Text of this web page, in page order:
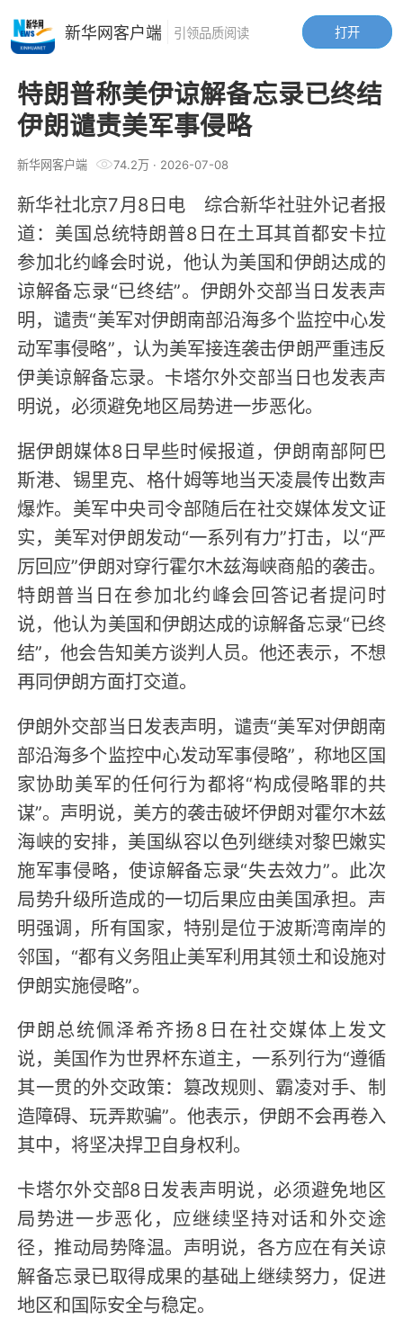
特朗普称美伊谅解备忘录已终结
伊朗谴责美军事侵略
新华网客户端 74.2万· 2026-07-08
新华社北京7月8日电 综合新华社驻外记者报
道：美国总统特朗普8日在土耳其首都安卡拉
参加北约峰会时说，他认为美国和伊朗达成的
谅解备忘录“已终结”。伊朗外交部当日发表声
明，谴责“美军对伊朗南部沿海多个监控中心发
动军事侵略”，认为美军接连袭击伊朗严重违反
伊美谅解备忘录。卡塔尔外交部当日也发表声
明说，必须避免地区局势进一步恶化。
据伊朗媒体8日早些时候报道，伊朗南部阿巴
斯港、锡里克、格什姆等地当天凌晨传出数声
爆炸。美军中央司令部随后在社交媒体发文证
实，美军对伊朗发动“一系列有力”打击，以“严
厉回应”伊朗对穿行霍尔木兹海峡商船的袭击。
特朗普当日在参加北约峰会回答记者提问时
说，他认为美国和伊朗达成的谅解备忘录“已终
结”，他会告知美方谈判人员。他还表示，不想
再同伊朗方面打交道。
伊朗外交部当日发表声明，谴责“美军对伊朗南
部沿海多个监控中心发动军事侵略”，称地区国
家协助美军的任何行为都将“构成侵略罪的共
谋”。声明说，美方的袭击破坏伊朗对霍尔木兹
海峡的安排，美国纵容以色列继续对黎巴嫩实
施军事侵略，使谅解备忘录“失去效力”。此次
局势升级所造成的一切后果应由美国承担。声
明强调，所有国家，特别是位于波斯湾南岸的
邻国，“都有义务阻止美军利用其领土和设施对
伊朗实施侵略”。
伊朗总统佩泽希齐扬8日在社交媒体上发文
说，美国作为世界杯东道主，一系列行为“遵循
其一贯的外交政策：篡改规则、霸凌对手、制
造障碍、玩弄欺骗”。他表示，伊朗不会再卷入
其中，将坚决捍卫自身权利。
卡塔尔外交部8日发表声明说，必须避免地区
局势进一步恶化，应继续坚持对话和外交途
径，推动局势降温。声明说，各方应在有关谅
解备忘录已取得成果的基础上继续努力，促进
地区和国际安全与稳定。
打开
新华网客户端 引领品质阅读